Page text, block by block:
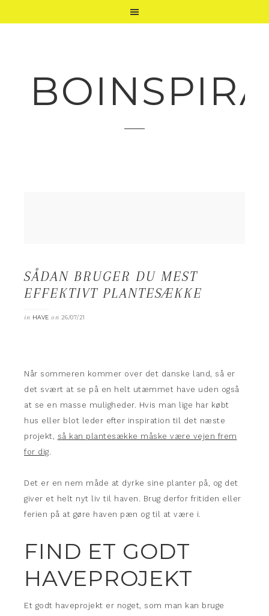
SÅDAN BRUGER DU MEST
EFFEKTIVT PLANTESÆKKE
in HAVE on 26/07/21
Når sommeren kommer over det danske land, så er
det svært at se på en helt utæmmet have uden også
at se en masse muligheder. Hvis man lige har købt
hus eller blot leder efter inspiration til det næste
projekt, så kan plantesække måske være vejen frem
for dig.
Det er en nem måde at dyrke sine planter på, og det
giver et helt nyt liv til haven. Brug derfor fritiden eller
ferien på at gøre haven pæn og til at være i.
FIND ET GODT
HAVEPROJEKT
Et godt haveprojekt er noget, som man kan bruge